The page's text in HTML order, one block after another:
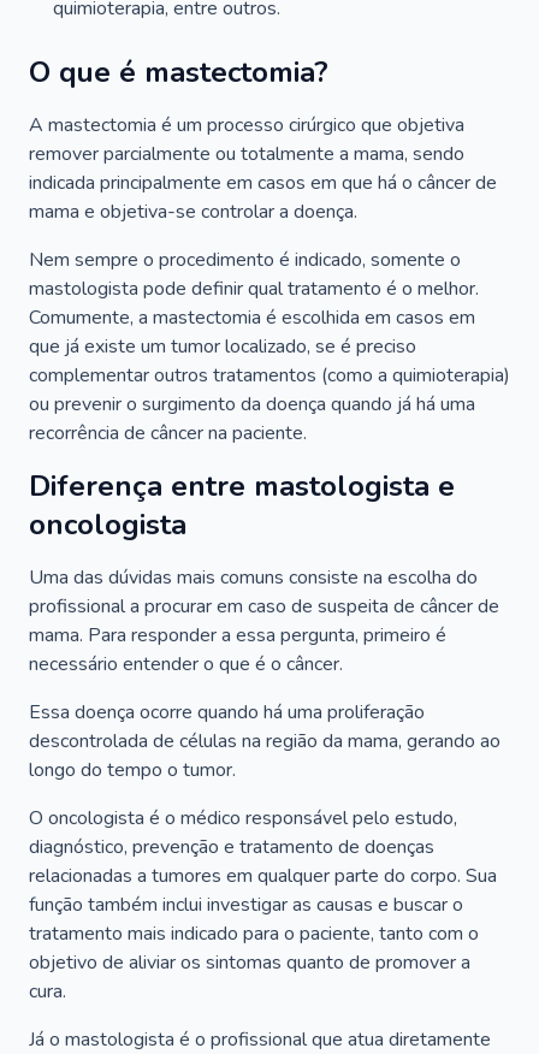
quimioterapia, entre outros.
O que é mastectomia?
A mastectomia é um processo cirúrgico que objetiva
remover parcialmente ou totalmente a mama, sendo
indicada principalmente em casos em que há o câncer de
mama e objetiva-se controlar a doença.
Nem sempre o procedimento é indicado, somente o
mastologista pode definir qual tratamento é o melhor.
Comumente, a mastectomia é escolhida em casos em
que já existe um tumor localizado, se é preciso
complementar outros tratamentos (como a quimioterapia)
ou prevenir o surgimento da doença quando já há uma
recorrência de câncer na paciente.
Diferença entre mastologista e
oncologista
Uma das dúvidas mais comuns consiste na escolha do
profissional a procurar em caso de suspeita de câncer de
mama. Para responder a essa pergunta, primeiro é
necessário entender o que é o câncer.
Essa doença ocorre quando há uma proliferação
descontrolada de células na região da mama, gerando ao
longo do tempo o tumor.
O oncologista é o médico responsável pelo estudo,
diagnóstico, prevenção e tratamento de doenças
relacionadas a tumores em qualquer parte do corpo. Sua
função também inclui investigar as causas e buscar o
tratamento mais indicado para o paciente, tanto com o
objetivo de aliviar os sintomas quanto de promover a
cura.
Já o mastologista é o profissional que atua diretamente